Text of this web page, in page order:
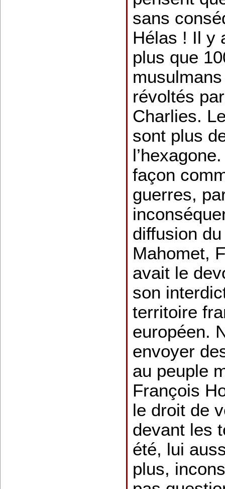
sans
Hélas ! Il y
plus que
révoltés
Charlies.
sont plus
façon
guerres,
diffusion
Mahomet,
avait le
son
territoire
européen.
envoyer
au peuple
François
le droit de
devant les
été, lui
plus,